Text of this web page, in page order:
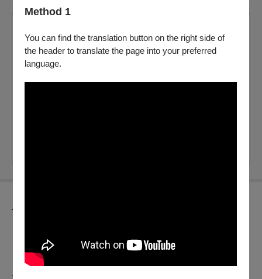
Method 1
You can find the translation button on the right side of
the header to translate the page into your preferred
language.
非正式節目票券，請勿點選結帳購入
臺中國家歌劇院中劇院
提供電子票
節目介紹
※工程師專用，非正式節目票券，請勿點選結帳購入。
..